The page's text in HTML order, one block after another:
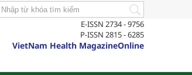
E-ISSN 2734 - 9756
P-ISSN 2815 - 6285
VietNam Health MagazineOnline